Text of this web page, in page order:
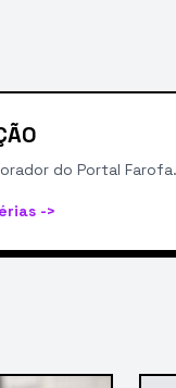
do Portal Farofa.
->